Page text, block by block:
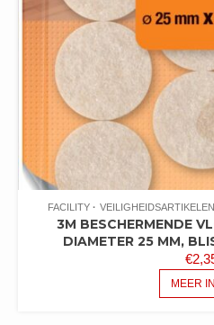
FACILITY VEILIGHEIDSARTIKELEN
3M BESCHERMENDE
DIAMETER 25 MM,
€
MEER